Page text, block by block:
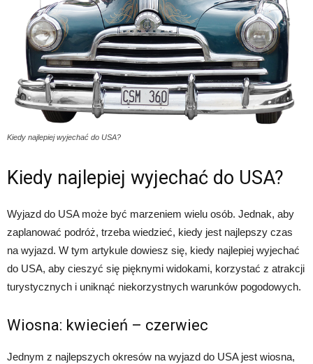
Kiedy najlepiej wyjechać do USA?
Kiedy najlepiej wyjechać do USA?
Wyjazd do USA może być marzeniem wielu osób. Jednak, aby
zaplanować podróż, trzeba wiedzieć, kiedy jest najlepszy czas
na wyjazd. W tym artykule dowiesz się, kiedy najlepiej wyjechać
do USA, aby cieszyć się pięknymi widokami, korzystać z atrakcji
turystycznych i uniknąć niekorzystnych warunków pogodowych.
Wiosna: kwiecień – czerwiec
Jednym z najlepszych okresów na wyjazd do USA jest wiosna,